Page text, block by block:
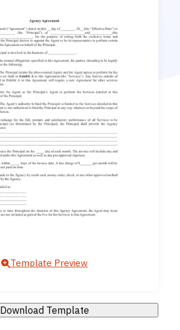
Template Preview
Download Template